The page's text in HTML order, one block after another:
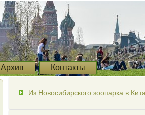
Архив Контакты
Из Новосибирского зоопарка в